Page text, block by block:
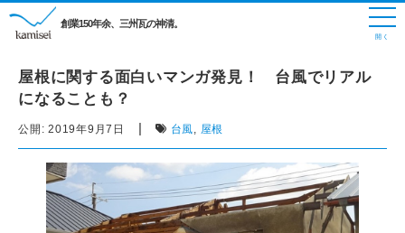
創業150年余、三州瓦の神清。
屋根に関する面白いマンガ発見！ 台風でリアル
になることも？
公開: 2019年9月7日 | 台風, 屋根